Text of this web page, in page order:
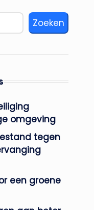
Zoeken
omgeving
tegen
een groene